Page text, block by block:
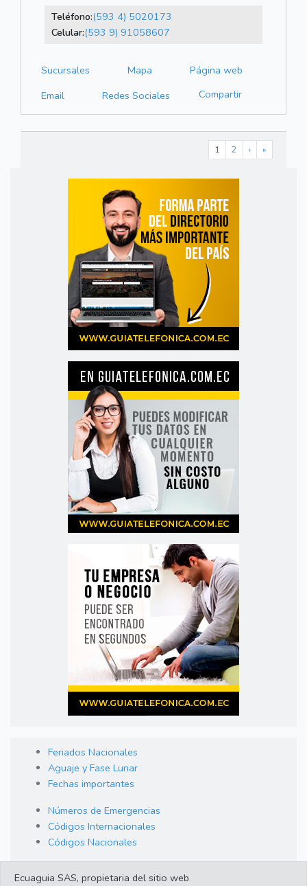
Teléfono:(593 4) 5020173
Celular:(593 9) 91058607
Sucursales Mapa
Página web
Email
Redes Sociales Compartir
1 2 › »
Feriados Nacionales
Aguaje y Fase Lunar
Fechas importantes
Números de Emergencias
Códigos Internacionales
Códigos Nacionales
Ecuaguia SAS, propietaria del sitio web